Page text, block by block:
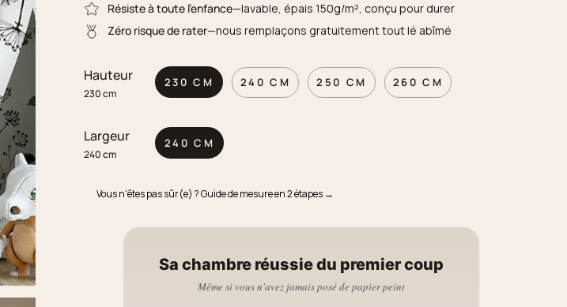
Résiste à toute l'enfance—lavable, épais 150g/m², conçu pour durer
Zéro risque de rater—nous remplaçons gratuitement tout lé abîmé
Hauteur
230 cm
230 CM 240 CM 250 CM 260 CM
Largeur
240 cm
240 CM
Vous n'êtes pas sûr(e) ? Guide de mesure en 2 étapes →
Sa chambre réussie du premier coup
Même si vous n'avez jamais posé de papier peint